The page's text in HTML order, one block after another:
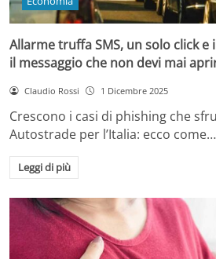
Allarme truffa SMS, un solo click
il messaggio che non devi mai
Claudio Rossi 1 Dicembre 2025
Crescono i casi di phishing che
Autostrade per l’Italia: ecco come…
Leggi di più